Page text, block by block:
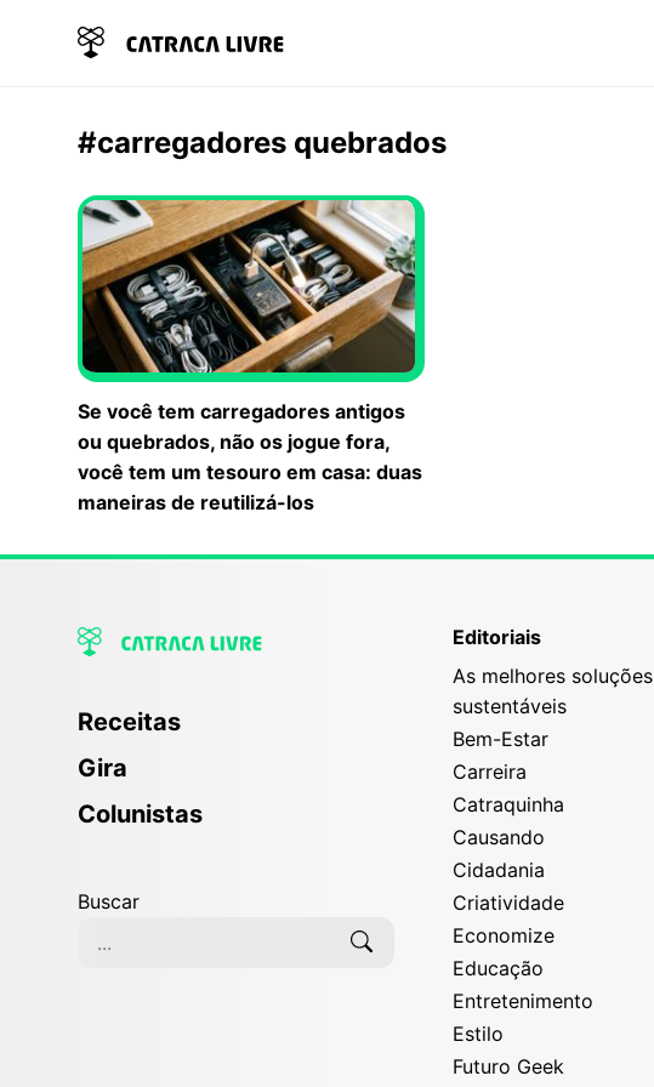
#carregadores quebrados
Se você tem carregadores antigos
ou quebrados, não os jogue fora,
você tem um tesouro em casa: duas
maneiras de reutilizá-los
Receitas
Gira
Colunistas
Buscar
Editoriais
As melhores soluções
sustentáveis
Bem-Estar
Carreira
Catraquinha
Causando
Cidadania
Criatividade
Economize
Educação
Entretenimento
Estilo
Futuro Geek